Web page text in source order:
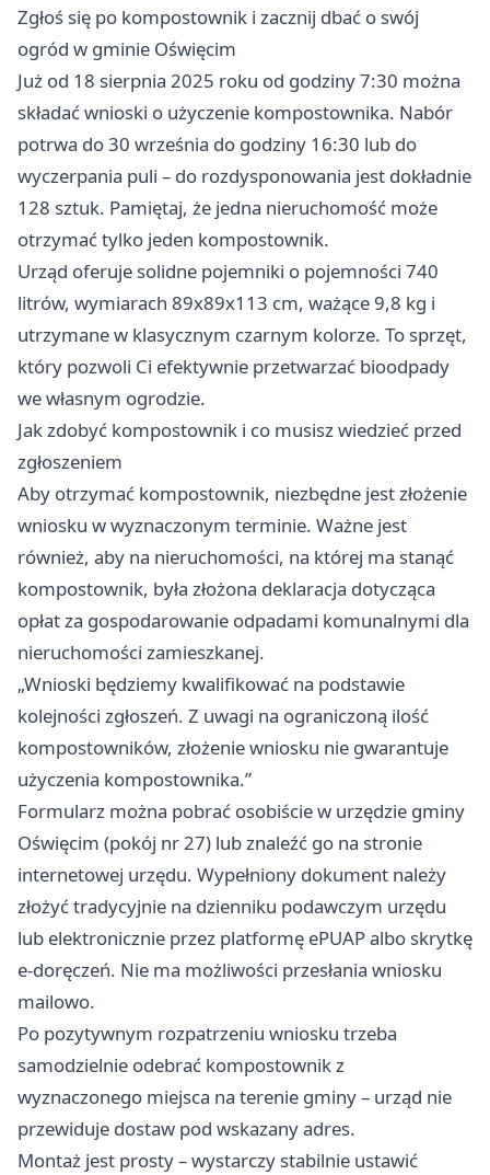
Zgłoś się po kompostownik i zacznij dbać o swój
ogród w gminie Oświęcim
Już od 18 sierpnia 2025 roku od godziny 7:30 można
składać wnioski o użyczenie kompostownika. Nabór
potrwa do 30 września do godziny 16:30 lub do
wyczerpania puli – do rozdysponowania jest dokładnie
128 sztuk. Pamiętaj, że jedna nieruchomość może
otrzymać tylko jeden kompostownik.
Urząd oferuje solidne pojemniki o pojemności 740
litrów, wymiarach 89x89x113 cm, ważące 9,8 kg i
utrzymane w klasycznym czarnym kolorze. To sprzęt,
który pozwoli Ci efektywnie przetwarzać bioodpady
we własnym ogrodzie.
Jak zdobyć kompostownik i co musisz wiedzieć przed
zgłoszeniem
Aby otrzymać kompostownik, niezbędne jest złożenie
wniosku w wyznaczonym terminie. Ważne jest
również, aby na nieruchomości, na której ma stanąć
kompostownik, była złożona deklaracja dotycząca
opłat za gospodarowanie odpadami komunalnymi dla
nieruchomości zamieszkanej.
„Wnioski będziemy kwalifikować na podstawie
kolejności zgłoszeń. Z uwagi na ograniczoną ilość
kompostowników, złożenie wniosku nie gwarantuje
użyczenia kompostownika.”
Formularz można pobrać osobiście w urzędzie gminy
Oświęcim (pokój nr 27) lub znaleźć go na stronie
internetowej urzędu. Wypełniony dokument należy
złożyć tradycyjnie na dzienniku podawczym urzędu
lub elektronicznie przez platformę ePUAP albo skrytkę
e-doręczeń. Nie ma możliwości przesłania wniosku
mailowo.
Po pozytywnym rozpatrzeniu wniosku trzeba
samodzielnie odebrać kompostownik z
wyznaczonego miejsca na terenie gminy – urząd nie
przewiduje dostaw pod wskazany adres.
Montaż jest prosty – wystarczy stabilnie ustawić